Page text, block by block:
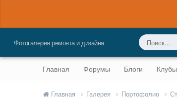
Фотогалерея ремонта и дизайна
Главная Форумы Блоги Клубы
Главная Галерея Портофолио